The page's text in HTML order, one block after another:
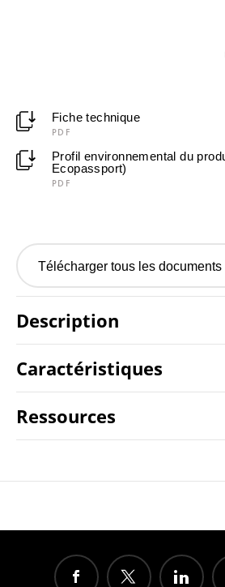
Fiche technique
PDF
Profil environnemental du
Ecopassport)
PDF
Télécharger tous les documents
Description
Caractéristiques
Ressources